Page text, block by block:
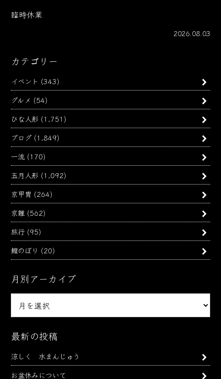
臨時休業
2026.08.03
カテゴリー
イベント (343)
グルメ (54)
ひな人形 (1,751)
ブログ (1,849)
一流 (170)
五月人形 (1,092)
京甲冑 (264)
京雛 (562)
旅行 (95)
鯉のぼり (20)
月別アーカイブ
ー
イ
ブ
最新の投稿
涼しく 水まんじゅう
お盆休みについて